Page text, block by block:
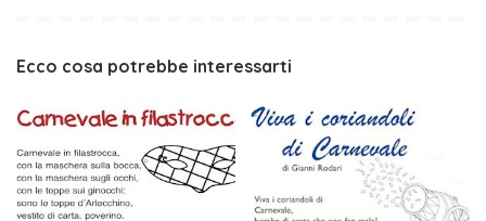
Ecco cosa potrebbe interessarti